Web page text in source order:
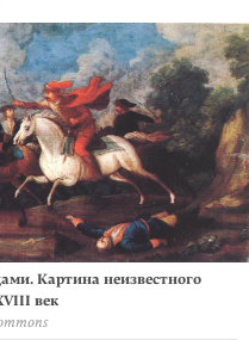
Картина неизвестного
век